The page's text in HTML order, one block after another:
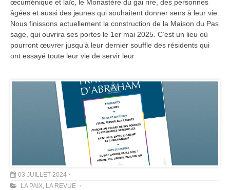
œcuménique et laïc, le Monastère du gai rire, des personnes
âgées et aussi des jeunes qui souhaitent donner sens à leur vie.
Nous finissons actuellement la construction de la Maison du Pas
sage, qui ouvrira ses portes le 1er mai 2025. C’est un lieu où
pourront œuvrer jusqu’à leur dernier souffle des résidents qui
ont essayé toute leur vie de servir leur
03 JUILLET 2024
LA PAIX, LA REVUE